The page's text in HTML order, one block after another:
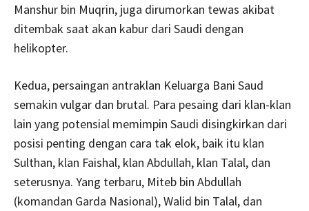
Manshur bin Muqrin, juga dirumorkan tewas akibat
ditembak saat akan kabur dari Saudi dengan
helikopter.
Kedua, persaingan antraklan Keluarga Bani Saud
semakin vulgar dan brutal. Para pesaing dari klan-klan
lain yang potensial memimpin Saudi disingkirkan dari
posisi penting dengan cara tak elok, baik itu klan
Sulthan, klan Faishal, klan Abdullah, klan Talal, dan
seterusnya. Yang terbaru, Miteb bin Abdullah
(komandan Garda Nasional), Walid bin Talal, dan